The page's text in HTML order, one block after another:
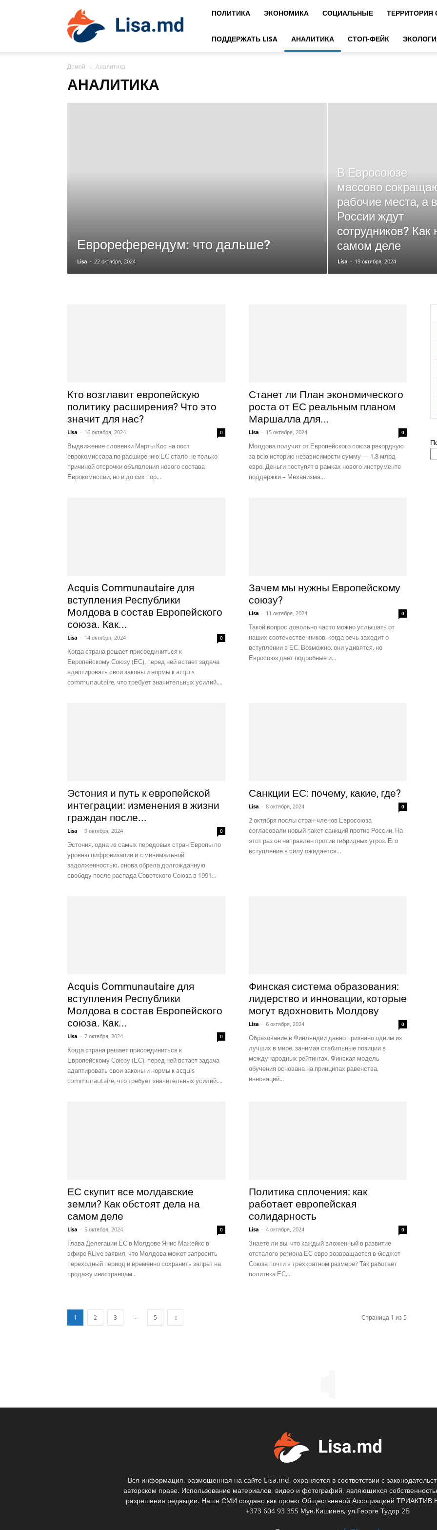
ПОЛИТИКА ЭКОНОМИКА СОЦИАЛЬНЫЕ
ПОДДЕРЖАТЬ LISA АНАЛИТИКА СТОП-ФЕЙК
Домой Аналитика
АНАЛИТИКА
Еврореферендум: что дальше?
Lisa - 22 октября, 2024
В Евросоюзе
массово
рабочие места, а в
России ждут
сотрудников? Как
самом деле
Lisa - 19 октября, 2024
Кто возглавит европейскую
политику расширения? Что это
значит для нас?
Lisa - 16 октября, 2024 0
Выдвижение словенки Марты Кос на пост
еврокомиссара по расширению ЕС стало не только
причиной отсрочки объявления нового состава
Еврокомиссии, но и до сих пор...
Станет ли План экономического
роста от ЕС реальным планом
Маршалла для...
Lisa - 15 октября, 2024 0
Молдова получит от Европейского союза рекордную
за всю историю независимости сумму — 1,8 млрд
евро. Деньги поступят в рамках нового инструменте
поддержки – Механизма...
Acquis Communautaire для
вступления Республики
Молдова в состав Европейского
союза. Как...
Lisa - 14 октября, 2024 0
Когда страна решает присоединиться к
Европейскому Союзу (ЕС), перед ней встает задача
адаптировать свои законы и нормы к acquis
communautaire, что требует значительных усилий....
Зачем мы нужны Европейскому
союзу?
Lisa - 11 октября, 2024 0
Такой вопрос довольно часто можно услышать от
наших соотечественников, когда речь заходит о
вступлении в ЕС. Возможно, они удивятся, но
Евросоюз дает подробные и...
Эстония и путь к европейской
интеграции: изменения в жизни
граждан после...
Lisa - 9 октября, 2024 0
Эстония, одна из самых передовых стран Европы по
уровню цифровизации и с минимальной
задолженностью, снова обрела долгожданную
свободу после распада Советского Союза в 1991...
Санкции ЕС: почему, какие, где?
Lisa - 8 октября, 2024 0
2 октября послы стран-членов Евросоюза
согласовали новый пакет санкций против России. На
этот раз он направлен против гибридных угроз. Его
вступление в силу ожидается...
Acquis Communautaire для
вступления Республики
Молдова в состав Европейского
союза. Как...
Lisa - 7 октября, 2024 0
Когда страна решает присоединиться к
Европейскому Союзу (ЕС), перед ней встает задача
адаптировать свои законы и нормы к acquis
communautaire, что требует значительных усилий....
Финская система образования:
лидерство и инновации, которые
могут вдохновить Молдову
Lisa - 6 октября, 2024 0
Образование в Финляндии давно признано одним из
лучших в мире, занимая стабильные позиции в
международных рейтингах. Финская модель
обучения основана на принципах равенства,
инноваций...
ЕС скупит все молдавские
земли? Как обстоят дела на
самом деле
Lisa - 5 октября, 2024 0
Глава Делегации ЕС в Молдове Янис Мажейкс в
эфире RLive заявил, что Молдова может запросить
переходный период и временно сохранить запрет на
продажу иностранцам...
Политика сплочения: как
работает европейская
солидарность
Lisa - 4 октября, 2024 0
Знаете ли вы, что каждый вложенный в развитие
отсталого региона ЕС евро возвращается в бюджет
Союза почти в трехкратном размере? Так работает
политика ЕС,...
1 2 3 ... 5 Страница 1 из 5
Вся информация, размещенная на сайте Lisa.md, охраняется в соответствии с
авторском праве. Использование материалов, видео и фотографий, являющихся
разрешения редакции. Наше СМИ создано как проект Общественной Ассоциацией ТРИАКТИВ
+373 604 93 355 Мун.Кишинев, ул.Георге Тудор 2Б